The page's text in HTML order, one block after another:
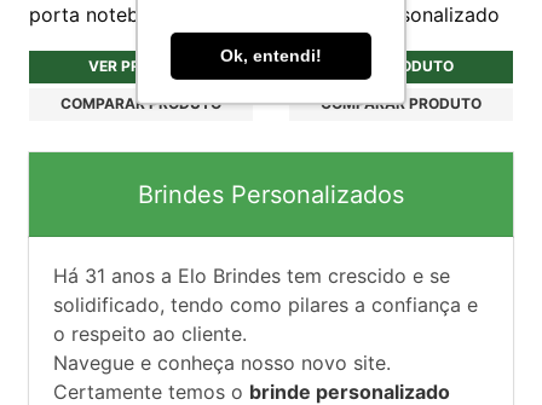
Ok, entendi!
porta notebook 600d
VER PRODUTO
COMPARAR PRODUTO
Canetas Personalizado
VER PRODUTO
COMPARAR PRODUTO
Brindes Personalizados
Há 31 anos a Elo Brindes tem crescido e se
solidificado, tendo como pilares a confiança e
o respeito ao cliente.
Navegue e conheça nosso novo site.
Certamente temos o brinde personalizado